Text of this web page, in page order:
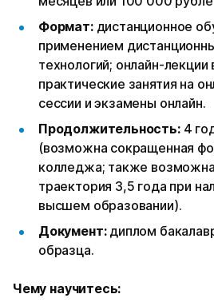
Формат:дистанционное
применением
технологий; онлайн-лекции
практические занятия на
сессии и экзамены онлайн.
Продолжительность:4
(возможна сокращенная
колледжа; также
траектория 3,5 года при
высшем образовании).
Документ:диплом
образца.
Чему научитесь: